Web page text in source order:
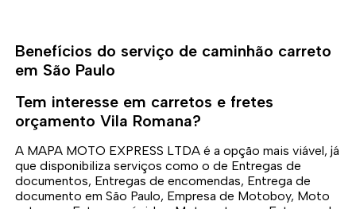
Benefícios do serviço de caminhão carreto
em São Paulo
Tem interesse em carretos e fretes
orçamento Vila Romana?
A MAPA MOTO EXPRESS LTDA é a opção mais viável, já
que disponibiliza serviços como o de Entregas de
documentos, Entregas de encomendas, Entrega de
documento em São Paulo, Empresa de Motoboy, Moto